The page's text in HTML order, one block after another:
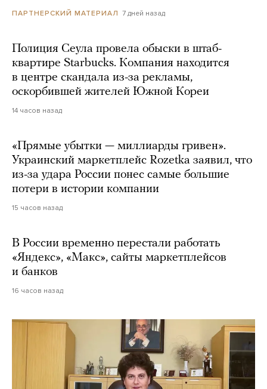
ПАРТНЕРСКИЙ МАТЕРИАЛ 7 дней назад
Полиция Сеула провела обыски в штаб-
квартире Starbucks. Компания находится
в центре скандала из-за рекламы,
оскорбившей жителей Южной Кореи
14 часов назад
«Прямые убытки — миллиарды гривен».
Украинский маркетплейс Rozetka заявил, что
из-за удара России понес самые большие
потери в истории компании
15 часов назад
В России временно перестали работать
«Яндекс», «Макс», сайты маркетплейсов
и банков
16 часов назад